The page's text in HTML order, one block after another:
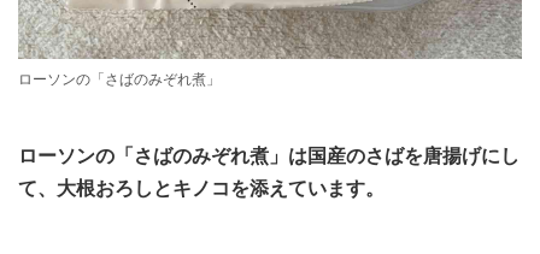
ローソンの「さばのみぞれ煮」
ローソンの「さばのみぞれ煮」は国産のさばを唐揚げにし
て、大根おろしとキノコを添えています。